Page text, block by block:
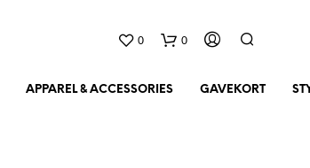
0 0
APPAREL & ACCESSORIES GAVEKORT